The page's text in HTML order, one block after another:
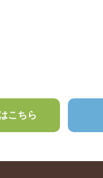
こちら